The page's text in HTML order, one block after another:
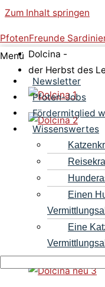
Zum Inhalt springen
PfotenFreunde
Menü
Newsletter
Pfoten-Jobs
Fördermitglied
Wissenswertes
Einen
Eine
Dolcina -
der Herbst des